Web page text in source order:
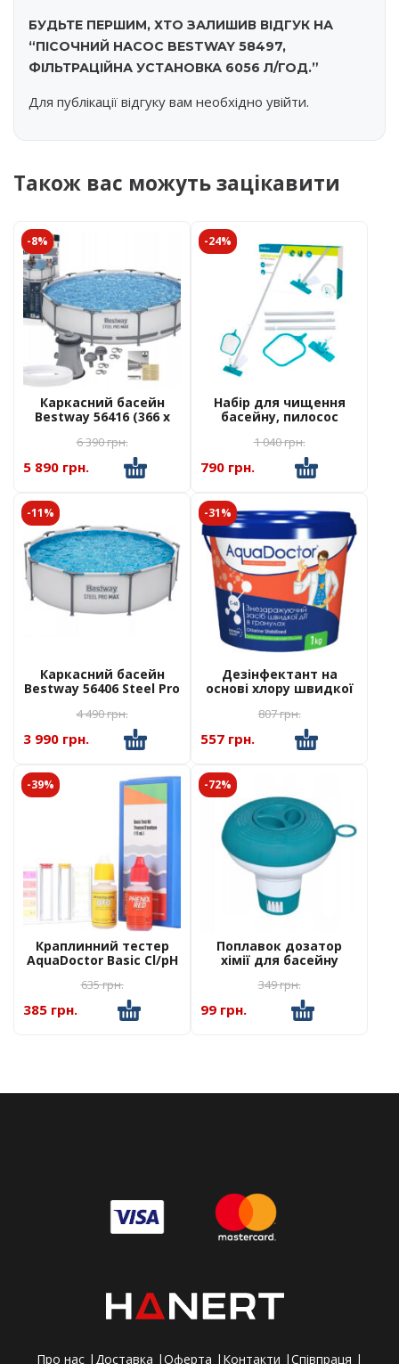
БУДЬТЕ ПЕРШИМ, ХТО ЗАЛИШИВ ВІДГУК НА
“ПІСОЧНИЙ НАСОС BESTWAY 58497,
ФІЛЬТРАЦІЙНА УСТАНОВКА 6056 Л/ГОД.”
Для публікації відгуку вам необхідно увійти.
Також вас можуть зацікавити
-8%
Каркасний басейн
Bestway 56416 (366 x
6 390грн.
5 890 грн.
-24%
Набір для чищення
басейну, пилосос
1 040грн.
790 грн.
-11%
Каркасний басейн
Bestway 56406 Steel Pro
4 490грн.
3 990 грн.
-31%
Дезінфектант на
основі хлору швидкої
807грн.
557 грн.
-39%
Краплинний тестер
AquaDoctor Basic Cl/pH
635грн.
385 грн.
-72%
Поплавок дозатор
хімії для басейну
349грн.
99 грн.
Про нас |Доставка |Оферта | Контакти |Співпраця |